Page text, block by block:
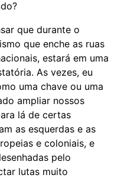
que durante o
que enche as ruas
estará em uma
As vezes, eu
uma chave ou uma
ampliar nossos
lá de certas
as esquerdas e as
e coloniais, e
pelo
lutas muito